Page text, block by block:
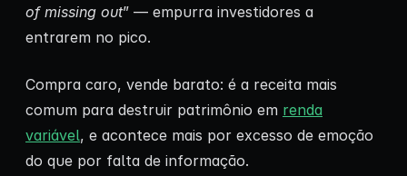
of missing out” — empurra investidores a
entrarem no pico.
Compra caro, vende barato: é a receita mais
comum para destruir patrimônio em renda
variável, e acontece mais por excesso de emoção
do que por falta de informação.